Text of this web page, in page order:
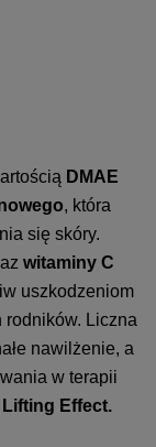
DMAE
, która
się skóry.
witaminy C
uszkodzeniom
rodników. Liczna
nawilżenie, a
w terapii
Lifting Effect.